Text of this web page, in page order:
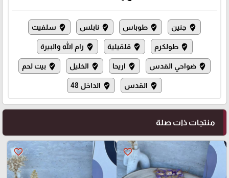
where_to_vote جنين where_to_vote طوباس where_to_vote نابلس where_to_vote سلفيت
where_to_vote طولكرم where_to_vote قلقيلية where_to_vote رام الله والبيرة
where_to_vote ضواحي القدس where_to_vote اريحا where_to_vote الخليل where_to_vote بيت لحم
where_to_vote القدس where_to_vote الداخل 48
منتجات ذات صلة
favorite_border
favorite_border